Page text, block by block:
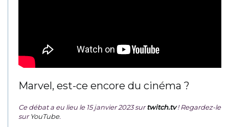
Marvel, est-ce encore du cinéma ?
Ce débat a eu lieu le 15 janvier 2023 surtwitch.tv ! Regardez-le
surYouTube.